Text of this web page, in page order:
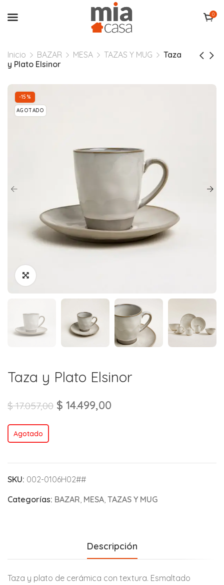
0
Inicio BAZAR MESA TAZAS Y MUG
Taza
y Plato Elsinor
-15%
AGOTADO
Taza y Plato Elsinor
$17.057,00 $ 14.499,00
Agotado
SKU: 002-0106H02##
Categorías: BAZAR, MESA, TAZAS Y MUG
Descripción
Taza y plato de cerámica con textura. Esmaltado